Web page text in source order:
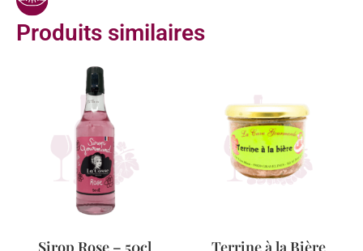
Produits similaires
Sirop Rose – 50cl
Terrine à la Bière